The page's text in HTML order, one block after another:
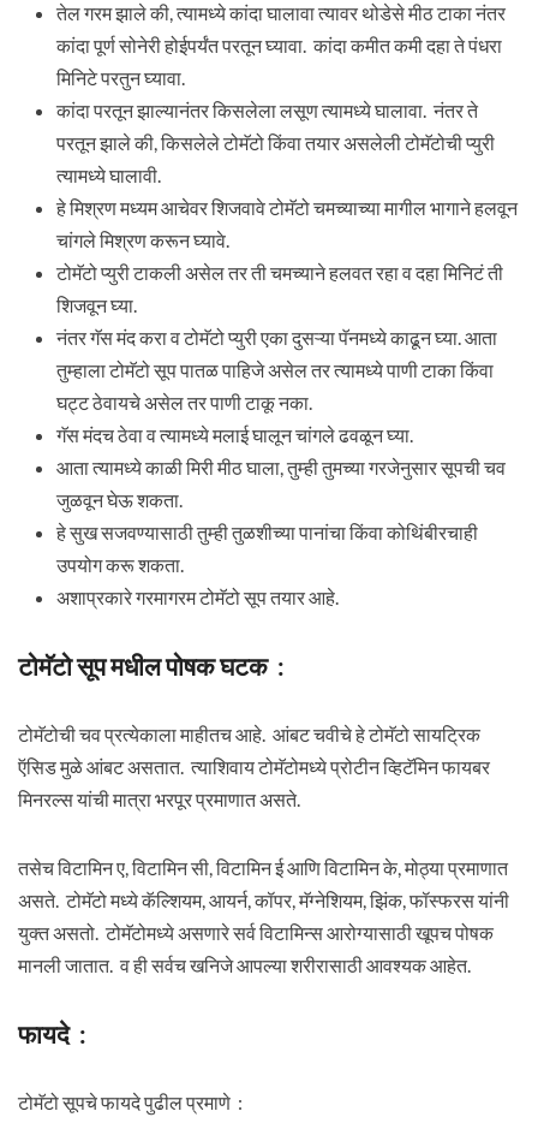
तेल गरम झाले की, त्यामध्ये कांदा घालावा त्यावर थोडेसे मीठ टाका नंतर
कांदा पूर्ण सोनेरी होईपर्यंत परतून घ्यावा. कांदा कमीत कमी दहा ते पंधरा
मिनिटे परतुन घ्यावा.
कांदा परतून झाल्यानंतर किसलेला लसूण त्यामध्ये घालावा. नंतर ते
परतून झाले की, किसलेले टोमॅटो किंवा तयार असलेली टोमॅटोची प्युरी
त्यामध्ये घालावी.
हे मिश्रण मध्यम आचेवर शिजवावे टोमॅटो चमच्याच्या मागील भागाने हलवून
चांगले मिश्रण करून घ्यावे.
टोमॅटो प्युरी टाकली असेल तर ती चमच्याने हलवत रहा व दहा मिनिटं ती
शिजवून घ्या.
नंतर गॅस मंद करा व टोमॅटो प्युरी एका दुसऱ्या पॅनमध्ये काढून घ्या. आता
तुम्हाला टोमॅटो सूप पातळ पाहिजे असेल तर त्यामध्ये पाणी टाका किंवा
घट्ट ठेवायचे असेल तर पाणी टाकू नका.
गॅस मंदच ठेवा व त्यामध्ये मलाई घालून चांगले ढवळून घ्या.
आता त्यामध्ये काळी मिरी मीठ घाला, तुम्ही तुमच्या गरजेनुसार सूपची चव
जुळवून घेऊ शकता.
हे सुख सजवण्यासाठी तुम्ही तुळशीच्या पानांचा किंवा कोथिंबीरचाही
उपयोग करू शकता.
अशाप्रकारे गरमागरम टोमॅटो सूप तयार आहे.
टोमॅटो सूप मधील पोषक घटक :
टोमॅटोची चव प्रत्येकाला माहीतच आहे. आंबट चवीचे हे टोमॅटो सायट्रिक
ऍसिड मुळे आंबट असतात. त्याशिवाय टोमॅटोमध्ये प्रोटीन व्हिटॅमिन फायबर
मिनरल्स यांची मात्रा भरपूर प्रमाणात असते.
तसेच विटामिन ए, विटामिन सी, विटामिन ई आणि विटामिन के, मोठ्या प्रमाणात
असते. टोमॅटो मध्ये कॅल्शियम, आयर्न, कॉपर, मॅग्नेशियम, झिंक, फॉस्फरस यांनी
युक्त असतो. टोमॅटोमध्ये असणारे सर्व विटामिन्स आरोग्यासाठी खूपच पोषक
मानली जातात. व ही सर्वच खनिजे आपल्या शरीरासाठी आवश्यक आहेत.
फायदे :
टोमॅटो सूपचे फायदे पुढील प्रमाणे :